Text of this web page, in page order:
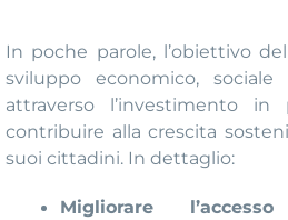
In poche parole, l’obiettivo
sviluppo economico, sociale
attraverso l’investimento
contribuire alla crescita
suoi cittadini. In dettaglio:
Migliorare